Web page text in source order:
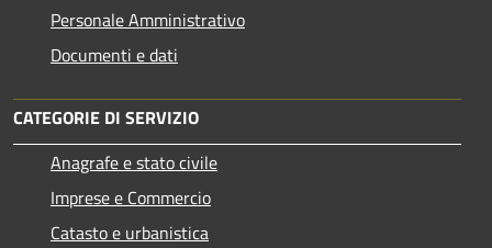
Personale Amministrativo
Documenti e dati
CATEGORIE DI SERVIZIO
Anagrafe e stato civile
Imprese e Commercio
Catasto e urbanistica